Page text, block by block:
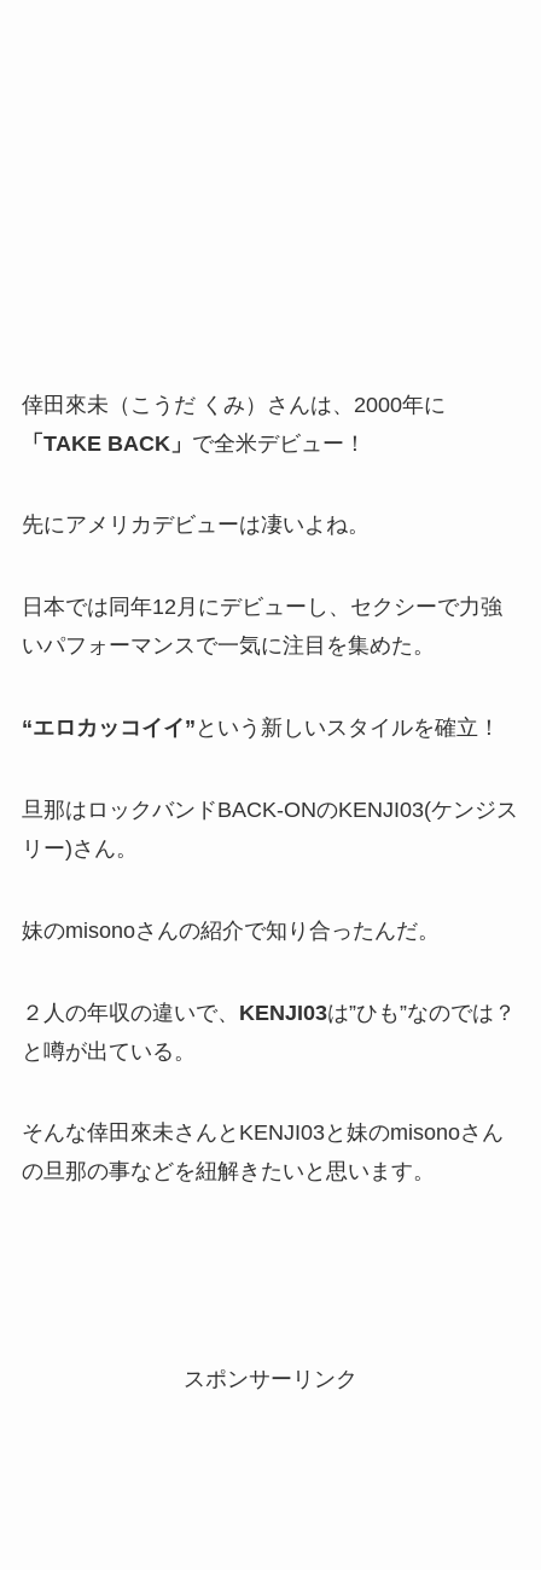
倖田來未（こうだ くみ）さんは、2000年に
「TAKE BACK」 で全米デビュー！
先にアメリカデビューは凄いよね。
日本では同年12月にデビューし、セクシーで力強
いパフォーマンスで一気に注目を集めた。
“エロカッコイイ” という新しいスタイルを確立！
旦那はロックバンドBACK-ONのKENJI03(ケンジス
リー)さん。
妹のmisonoさんの紹介で知り合ったんだ。
２人の年収の違いで、 KENJI03は”ひも”なのでは？
と噂が出ている。
そんな倖田來未さんとKENJI03と妹のmisonoさん
の旦那の事などを紐解きたいと思います。
スポンサーリンク